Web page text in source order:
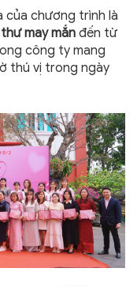
của chương trình là
may mắnđến từ
công ty mang
thú vị trong ngày